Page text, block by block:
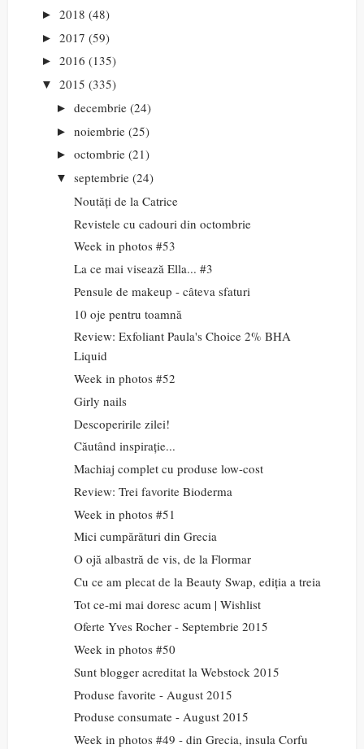
► 2018 (48)
► 2017 (59)
► 2016 (135)
▼ 2015 (335)
► decembrie (24)
► noiembrie (25)
► octombrie (21)
▼ septembrie (24)
Noutăți de la Catrice
Revistele cu cadouri din octombrie
Week in photos #53
La ce mai visează Ella... #3
Pensule de makeup - câteva sfaturi
10 oje pentru toamnă
Review: Exfoliant Paula's Choice 2% BHA
Liquid
Week in photos #52
Girly nails
Descoperirile zilei!
Căutând inspirație...
Machiaj complet cu produse low-cost
Review: Trei favorite Bioderma
Week in photos #51
Mici cumpărături din Grecia
O ojă albastră de vis, de la Flormar
Cu ce am plecat de la Beauty Swap, ediția a treia
Tot ce-mi mai doresc acum | Wishlist
Oferte Yves Rocher - Septembrie 2015
Week in photos #50
Sunt blogger acreditat la Webstock 2015
Produse favorite - August 2015
Produse consumate - August 2015
Week in photos #49 - din Grecia, insula Corfu